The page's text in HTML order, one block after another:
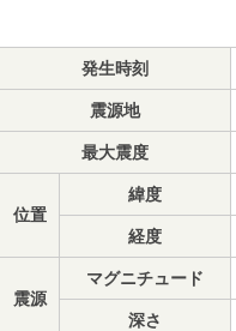
発生時刻
震源地
最大震度
位置
緯度
経度
震源
マグニチュード
深さ